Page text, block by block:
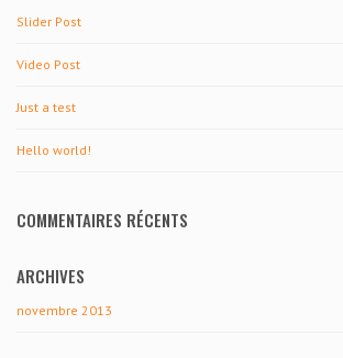
Slider Post
Video Post
Just a test
Hello world!
COMMENTAIRES RÉCENTS
ARCHIVES
novembre 2013